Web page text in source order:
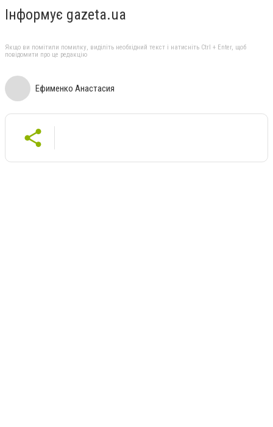
Інформує gazeta.ua
Якщо ви помітили помилку, виділіть необхідний текст і натисніть Ctrl + Enter, щоб
повідомити про це редакцію
Ефименко Анастасия